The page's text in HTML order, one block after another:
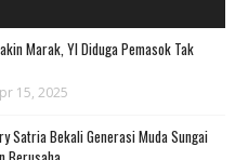
Marak, YI Diduga Pemasok Tak
15, 2025
Satria Bekali Generasi Muda Sungai